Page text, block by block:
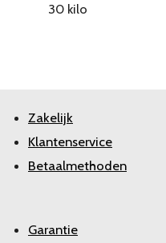
30 kilo
Zakelijk
Klantenservice
Betaalmethoden
Garantie